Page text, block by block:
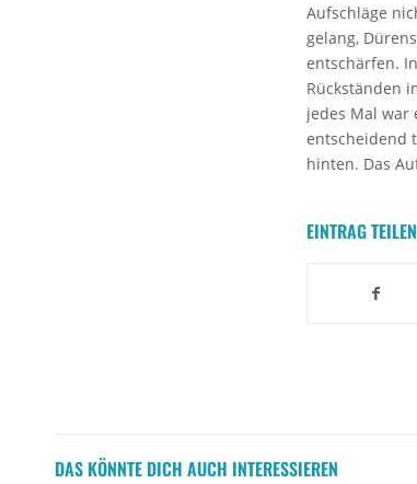
Aufschläge
gelang,
entschärfen.
Rückständen
jedes Mal war
entscheidend
hinten. Das
EINTRAG TEILEN
DAS KÖNNTE DICH AUCH INTERESSIEREN